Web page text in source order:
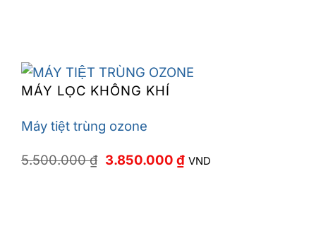
MÁY LỌC KHÔNG KHÍ
Máy tiệt trùng ozone
5.500.000₫ Giá
3.850.000 ₫Giá
hiện
VND